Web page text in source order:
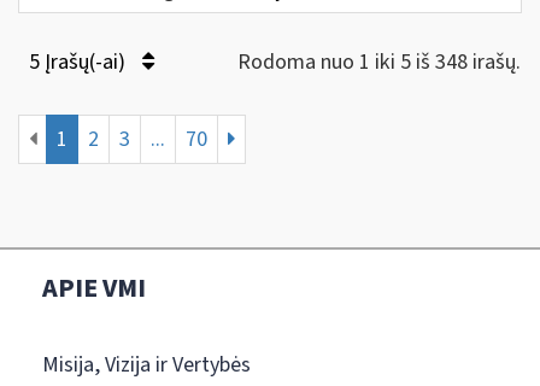
5 Įrašų(-ai) Rodoma nuo 1 iki 5 iš 348 irašų.
1 2 3 ... 70
APIE VMI
Misija, Vizija ir Vertybės